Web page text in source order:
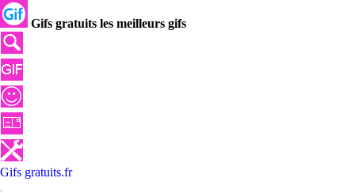
Gifs gratuits les meilleurs gifs
Gifs gratuits.fr